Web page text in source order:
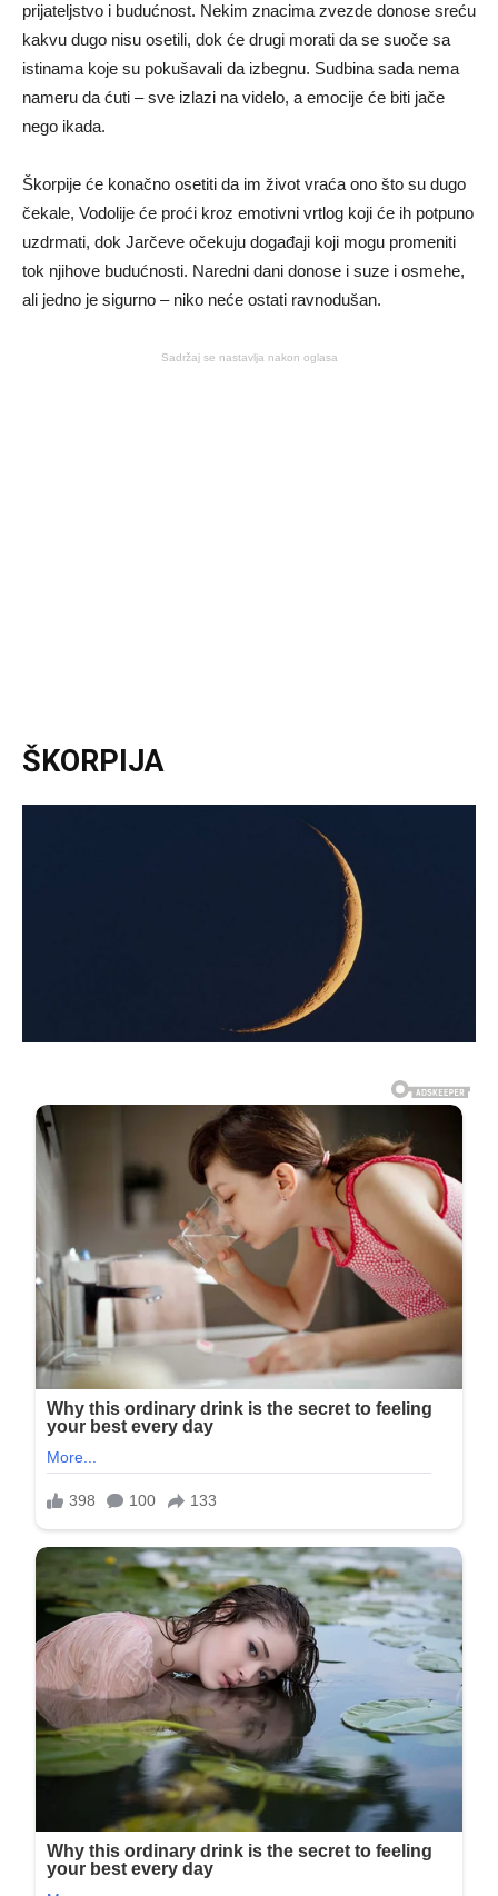
prijateljstvo i budućnost. Nekim znacima zvezde donose sreću
kakvu dugo nisu osetili, dok će drugi morati da se suoče sa
istinama koje su pokušavali da izbegnu. Sudbina sada nema
nameru da ćuti – sve izlazi na videlo, a emocije će biti jače
nego ikada.
Škorpije će konačno osetiti da im život vraća ono što su dugo
čekale, Vodolije će proći kroz emotivni vrtlog koji će ih potpuno
uzdrmati, dok Jarčeve očekuju događaji koji mogu promeniti
tok njihove budućnosti. Naredni dani donose i suze i osmehe,
ali jedno je sigurno – niko neće ostati ravnodušan.
Sadržaj se nastavlja nakon oglasa
ŠKORPIJA